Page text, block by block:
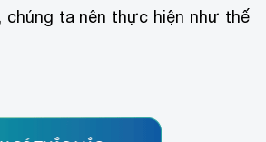
chúng ta nên thực hiện như thế